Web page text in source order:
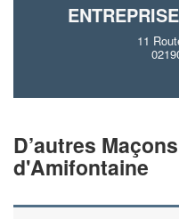
11
D’autres
d'Amifontaine